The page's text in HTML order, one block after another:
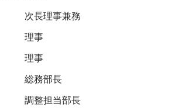
次長理事兼務
理事
理事
総務部長
調整担当部長